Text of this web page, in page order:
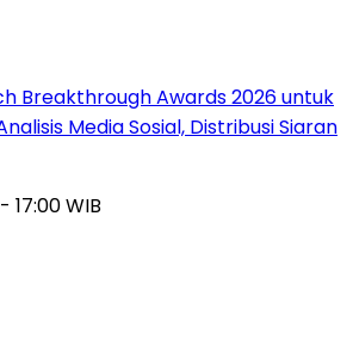
Breakthrough Awards 2026 untuk
Media Sosial, Distribusi Siaran
17:00 WIB